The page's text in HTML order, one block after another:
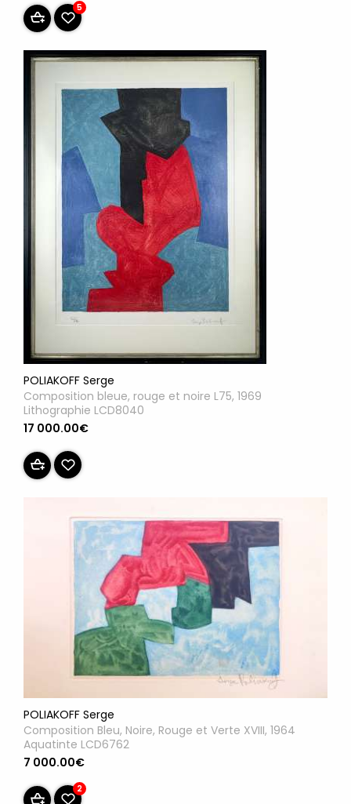
5
POLIAKOFF Serge
Composition bleue, rouge et noire L75, 1969
Lithographie LCD8040
17 000.00€
POLIAKOFF Serge
Composition Bleu, Noire, Rouge et Verte XVIII, 1964
Aquatinte LCD6762
7 000.00€
2